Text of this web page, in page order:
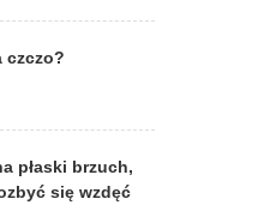
czczo?
płaski brzuch,
się wzdęć